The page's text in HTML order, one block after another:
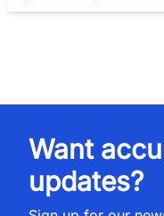
Want
updates?